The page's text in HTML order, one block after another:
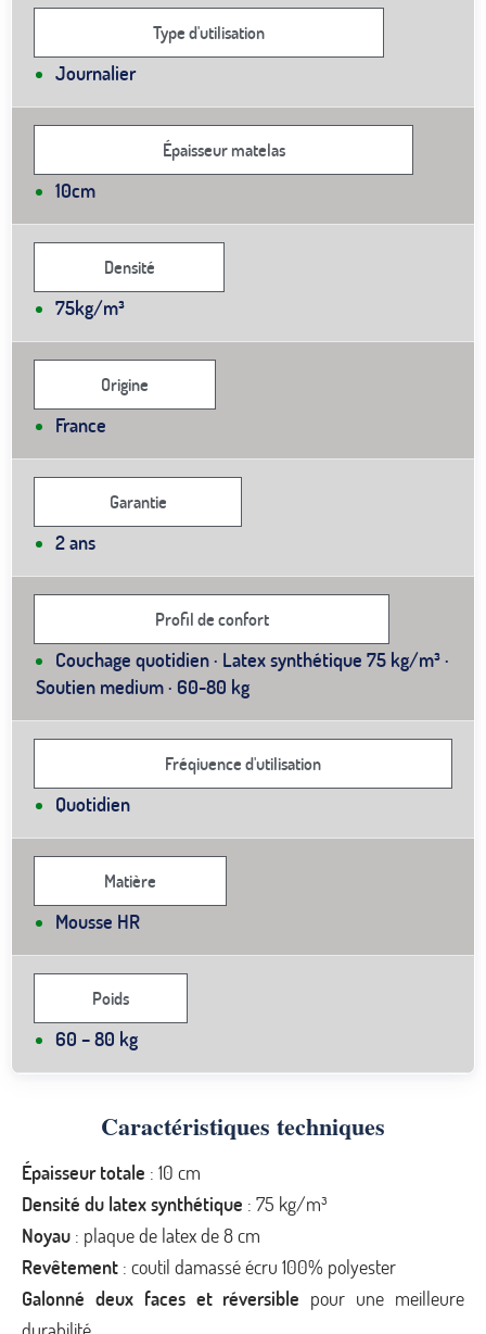
Type d'utilisation
Journalier
Épaisseur matelas
10cm
Densité
75kg/m³
Origine
France
Garantie
2 ans
Profil de confort
Couchage quotidien · Latex synthétique 75 kg/m³ ·
Soutien medium · 60-80 kg
Fréqiuence d'utilisation
Quotidien
Matière
Mousse HR
Poids
60 – 80 kg
Caractéristiques techniques
Épaisseur totale : 10 cm
Densité du latex synthétique : 75 kg/m³
Noyau : plaque de latex de 8 cm
Revêtement : coutil damassé écru 100% polyester
Galonné deux faces et réversible pour une meilleure